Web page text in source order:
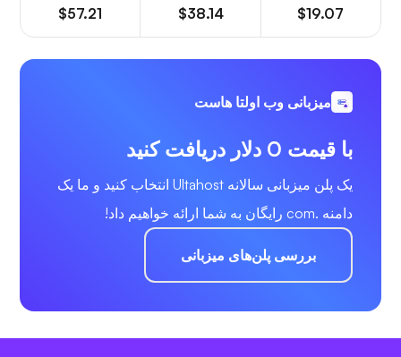
$19.07
$38.14
$57.21
میزبانی وب اولتا هاست
با قیمت 0 دلار دریافت کنید
یک پلن میزبانی سالانه Ultahost انتخاب کنید و ما یک
دامنه .com رایگان به شما ارائه خواهیم داد!
بررسی پلن‌های میزبانی